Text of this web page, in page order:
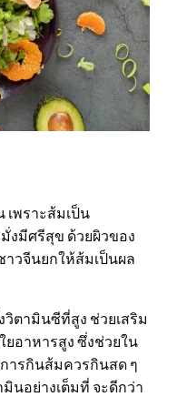
เพราะส้มเป็น
มีศรีสุข ด้วยผิวของ
วจีนยกให้ส้มเป็นผล
ตามินซีที่สูง ช่วยเสริม
อาหารสูง ซึ่งช่วยใน
ารกินส้มควรกินสด ๆ
นอย่างเต็มที่ จะดีกว่า